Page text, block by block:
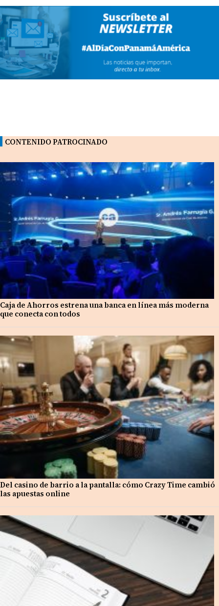
CONTENIDO PATROCINADO
Caja de Ahorros estrena una banca en línea más moderna
que conecta con todos
Del casino de barrio a la pantalla: cómo Crazy Time cambió
las apuestas online